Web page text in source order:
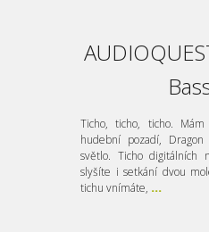
Ticho, ticho, ticho.
hudební pozadí,
světlo. Ticho
slyšíte i setkání dvou
tichu vnímáte, ...